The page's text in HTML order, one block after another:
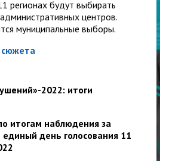
регионах будут выбирать
центров.
муниципальные выборы.
2022: итоги
итогам наблюдения за
день голосования 11